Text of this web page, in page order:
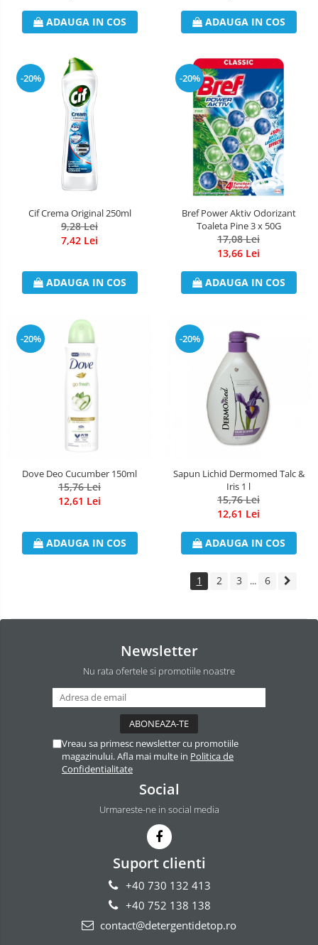
ADAUGA IN COS ADAUGA IN COS
-20%
Cif Crema Original 250ml
9,28 Lei
7,42 Lei
ADAUGA IN COS
-20%
Bref Power Aktiv Odorizant
Toaleta Pine 3 x 50G
17,08 Lei
13,66 Lei
ADAUGA IN COS
-20%
Dove Deo Cucumber 150ml
15,76 Lei
12,61 Lei
ADAUGA IN COS
-20%
Sapun Lichid Dermomed Talc &
Iris 1 l
15,76 Lei
12,61 Lei
ADAUGA IN COS
1 2 3 ... 6
Newsletter
Nu rata ofertele si promotiile noastre
Vreau sa primesc newsletter cu promotiile
magazinului. Afla mai multe in Politica de
Confidentialitate
Social
Urmareste-ne in social media
Suport clienti
+40 730 132 413
+40 752 138 138
contact@detergentidetop.ro